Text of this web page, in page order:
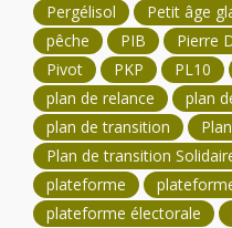
Pergélisol
Petit âge
pêche
PIB Pierre
Pivot
PKP PL10
plan de relance
plan
plan de transition
Plan de transition
plateforme
plateforme électorale